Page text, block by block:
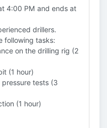
4:00 PM and ends at
drillers.
following tasks:
on the drilling rig (2
(1 hour)
pressure tests (3
(1 hour)